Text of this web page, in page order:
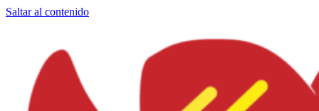
Saltar al contenido